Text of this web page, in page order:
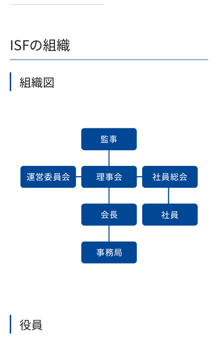
ISFの組織
組織図
役員